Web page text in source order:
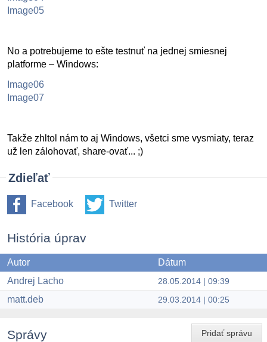
Image05
No a potrebujeme to ešte testnuť na jednej smiesnej
platforme – Windows:
Image06
Image07
Takže zhltol nám to aj Windows, všetci sme vysmiaty, teraz
už len zálohovať, share-ovať... ;)
Zdieľať
Facebook Twitter
História úprav
Autor
Dátum
Andrej Lacho
28.05.2014 | 09:39
matt.deb 29.03.2014 | 00:25
Pridať správu
Správy